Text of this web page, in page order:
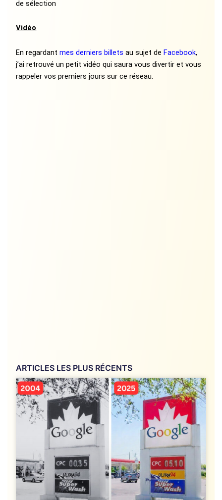
de sélection
Vidéo
En regardantmes derniers billets au sujet deFacebook,
j’ai retrouvé un petit vidéo qui saura vous divertir et vous
rappeler vos premiers jours sur ce réseau.
ARTICLES LES PLUS RÉCENTS